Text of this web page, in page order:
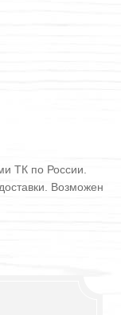
ТК по России.
Возможен